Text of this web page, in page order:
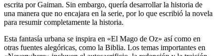
escrita por Gaiman. Sin embargo, quería desarrollar la historia de
una manera que no encajara en la serie, por lo que escribió la novela
para resumir completamente la historia.
Esta fantasía urbana se inspira en «El Mago de Oz» así como en
otras fuentes alegóricas, como la Biblia. Los temas importantes en